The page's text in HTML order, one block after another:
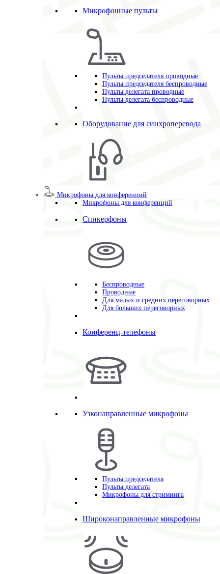
Микрофонные пульты
Пульты председателя проводные
Пульты председателя беспроводные
Пульты делегата проводные
Пульты делегата беспроводные
Оборудование для синхроперевода
Микрофоны для конференций
Микрофоны для конференций
Спикерфоны
Беспроводные
Проводные
Для малых и средних переговорных
Для больших переговорных
Конференц-телефоны
Узконаправленные микрофоны
Пульты председателя
Пульты делегата
Микрофоны для стриминга
Широконаправленные микрофоны